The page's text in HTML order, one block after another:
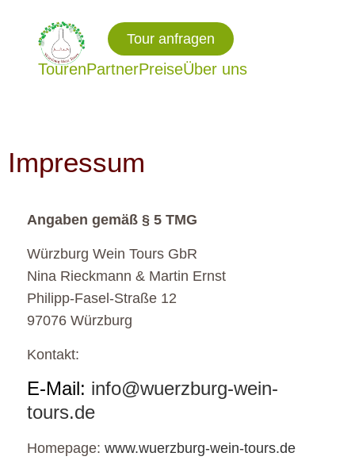
Tour anfragen
TourenPartnerPreiseÜber uns
Impressum
Angaben gemäß § 5 TMG
Würzburg Wein Tours GbR
Nina Rieckmann & Martin Ernst
Philipp-Fasel-Straße 12
97076 Würzburg
Kontakt:
E-Mail: info@wuerzburg-wein-
tours.de
Homepage: www.wuerzburg-wein-tours.de